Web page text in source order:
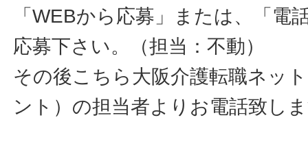
「WEBから応募」または、「電
応募下さい。（担当：不動）
その後こちら大阪介護転職ネッ
ント）の担当者よりお電話致し